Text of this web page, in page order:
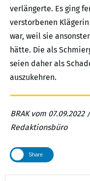
verlängerte. Es ging
verstorbenen
war, weil sie
hätte. Die als
seien daher als
auszukehren.
BRAK vom 07.09.2022
Redaktionsbüro
Share